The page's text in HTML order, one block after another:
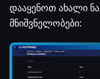
დააყენოთ ახალი
მნიშვნელობები: